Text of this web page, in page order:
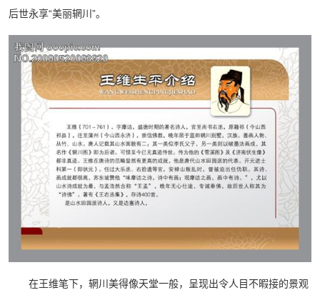
后世永享“美丽辋川”。
在王维笔下，辋川美得像天堂一般，呈现出令人目不暇接的景观